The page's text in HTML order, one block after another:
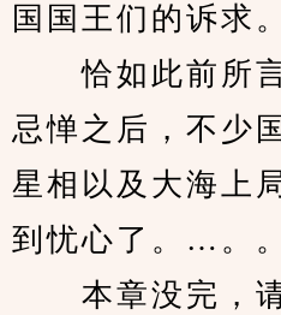
国国王们的诉求。
恰如此前所言
忌惮之后，不少
星相以及大海上
到忧心了。…。。
本章没完，